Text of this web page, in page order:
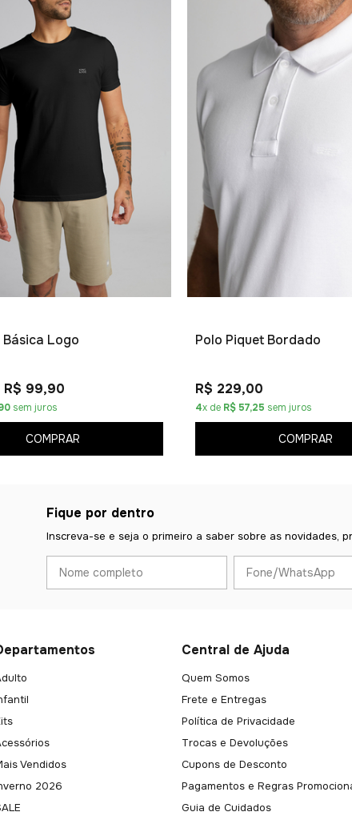
Logo
R$ 99,90
sem juros
COMPRAR
Polo Piquet Bordado
R$ 229,00
4x de R$ 57,25 sem juros
COMPRAR
Fique por dentro
Inscreva-se e seja o primeiro a saber sobre as novidades,
Vendidos
2026
Central de Ajuda
Quem Somos
Frete e Entregas
Política de Privacidade
Trocas e Devoluções
Cupons de Desconto
Pagamentos e Regras
Guia de Cuidados